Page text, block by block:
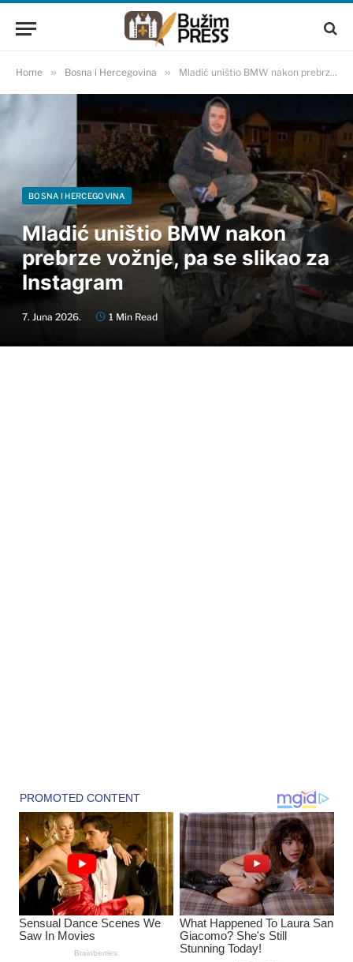
Home » Bosna i Hercegovina » Mladić uništio BMW nakon prebrze vožnje, pa se slikao za Instagram
BOSNA I HERCEGOVINA
Mladić uništio BMW nakon
prebrze vožnje, pa se slikao za
Instagram
7. Juna 2026. 1 Min Read